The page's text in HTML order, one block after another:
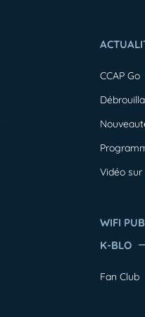
CCAP Go
Vidéo
WIFI
K-BLO
Fan Club